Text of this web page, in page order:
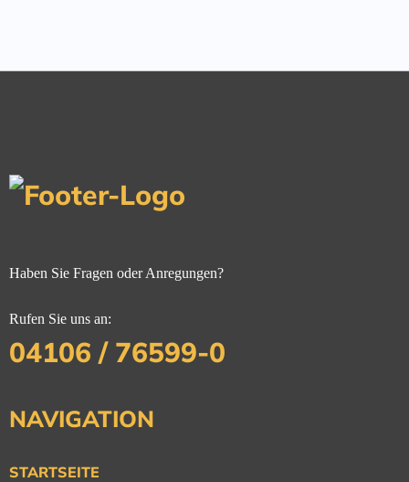
Haben Sie Fragen oder Anregungen?
Rufen Sie uns an:
04106 / 76599-0
NAVIGATION
STARTSEITE